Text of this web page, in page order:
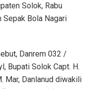
Solok, Rabu
Bola Nagari
Danrem 032 /
Bupati Solok Capt. H.
Mar, Danlanud diwakili